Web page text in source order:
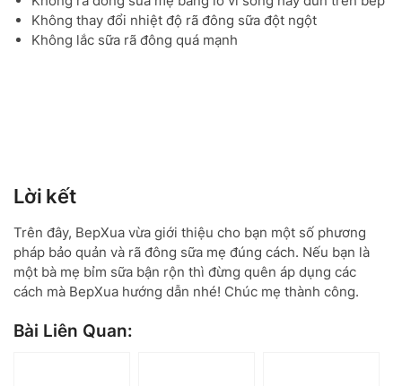
Không thay đổi nhiệt độ rã đông sữa đột ngột
Không lắc sữa rã đông quá mạnh
Lời kết
Trên đây, BepXua vừa giới thiệu cho bạn một số phương
pháp bảo quản và rã đông sữa mẹ đúng cách. Nếu bạn là
một bà mẹ bỉm sữa bận rộn thì đừng quên áp dụng các
cách mà BepXua hướng dẫn nhé! Chúc mẹ thành công.
Bài Liên Quan: